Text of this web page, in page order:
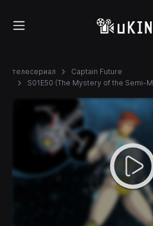
телесериал
Captain Future
S01E50 (The Mystery of the Semi-